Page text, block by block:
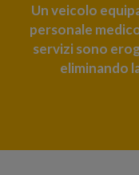
Un veicolo
personale
servizi sono
eliminando